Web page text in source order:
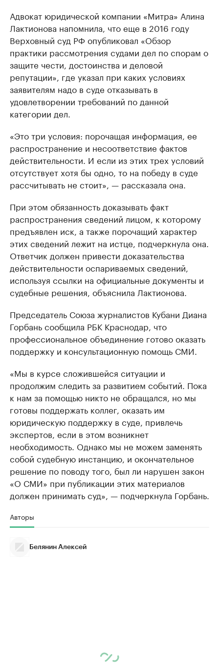
Адвокат юридической компании «Митра» Алина
Лактионова напомнила, что еще в 2016 году
Верховный суд РФ опубликовал «Обзор
практики рассмотрения судами дел по спорам о
защите чести, достоинства и деловой
репутации», где указал при каких условиях
заявителям надо в суде отказывать в
удовлетворении требований по данной
категории дел.
«Это три условия: порочащая информация, ее
распространение и несоответствие фактов
действительности. И если из этих трех условий
отсутствует хотя бы одно, то на победу в суде
рассчитывать не стоит», — рассказала она.
При этом обязанность доказывать факт
распространения сведений лицом, к которому
предъявлен иск, а также порочащий характер
этих сведений лежит на истце, подчеркнула она.
Ответчик должен привести доказательства
действительности оспариваемых сведений,
используя ссылки на официальные документы и
судебные решения, объяснила Лактионова.
Председатель Союза журналистов Кубани Диана
Горбань сообщила РБК Краснодар, что
профессиональное объединение готово оказать
поддержку и консультационную помощь СМИ.
«Мы в курсе сложившейся ситуации и
продолжим следить за развитием событий. Пока
к нам за помощью никто не обращался, но мы
готовы поддержать коллег, оказать им
юридическую поддержку в суде, привлечь
экспертов, если в этом возникнет
необходимость. Однако мы не можем заменять
собой судебную инстанцию, и окончательное
решение по поводу того, был ли нарушен закон
«О СМИ» при публикации этих материалов
должен принимать суд», — подчеркнула Горбань.
Авторы
Белянин Алексей